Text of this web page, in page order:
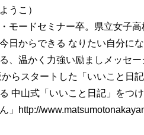
うこ）
モードセミナー卒。県立女子
日からできる なりたい自分に
、温かく力強い励ましメッセ
らスタートした「いいこと日
中山式「いいこと日記」をつ
」http://